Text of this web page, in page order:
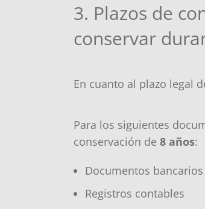
3. Plazos de
conservar
En cuanto al plazo legal
Para los siguientes
conservación de 8 años:
Documentos bancarios
Registros contables